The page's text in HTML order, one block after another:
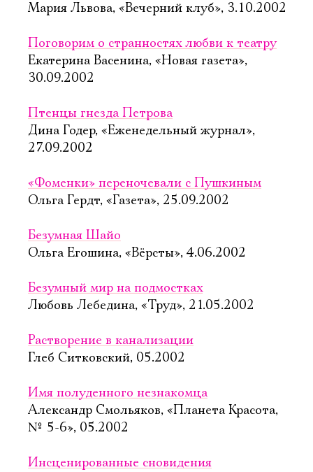
Мария Львова, «Вечерний клуб», 3.10.2002
Поговорим о странностях любви к театру
Екатерина Васенина, «Новая газета»,
30.09.2002
Птенцы гнезда Петрова
Дина Годер, «Еженедельный журнал»,
27.09.2002
«Фоменки» переночевали с Пушкиным
Ольга Гердт, «Газета», 25.09.2002
Безумная Шайо
Ольга Егошина, «Вёрсты», 4.06.2002
Безумный мир на подмостках
Любовь Лебедина, «Труд», 21.05.2002
Растворение в канализации
Глеб Ситковский, 05.2002
Имя полуденного незнакомца
Александр Смольяков, «Планета Красота,
№ 5-6», 05.2002
Инсценированные сновидения